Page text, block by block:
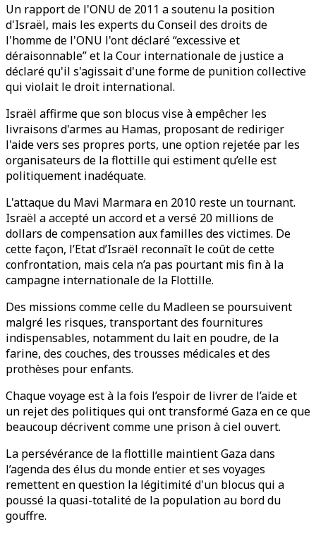
Un rapport de l'ONU de 2011 a soutenu la position
d'Israël, mais les experts du Conseil des droits de
l'homme de l'ONU l'ont déclaré “excessive et
déraisonnable” et la Cour internationale de justice a
déclaré qu'il s'agissait d'une forme de punition collective
qui violait le droit international.
Israël affirme que son blocus vise à empêcher les
livraisons d'armes au Hamas, proposant de rediriger
l'aide vers ses propres ports, une option rejetée par les
organisateurs de la flottille qui estiment qu’elle est
politiquement inadéquate.
L'attaque du Mavi Marmara en 2010 reste un tournant.
Israël a accepté un accord et a versé 20 millions de
dollars de compensation aux familles des victimes. De
cette façon, l’Etat d’Israël reconnaît le coût de cette
confrontation, mais cela n’a pas pourtant mis fin à la
campagne internationale de la Flottille.
Des missions comme celle du Madleen se poursuivent
malgré les risques, transportant des fournitures
indispensables, notamment du lait en poudre, de la
farine, des couches, des trousses médicales et des
prothèses pour enfants.
Chaque voyage est à la fois l’espoir de livrer de l’aide et
un rejet des politiques qui ont transformé Gaza en ce que
beaucoup décrivent comme une prison à ciel ouvert.
La persévérance de la flottille maintient Gaza dans
l’agenda des élus du monde entier et ses voyages
remettent en question la légitimité d'un blocus qui a
poussé la quasi-totalité de la population au bord du
gouffre.